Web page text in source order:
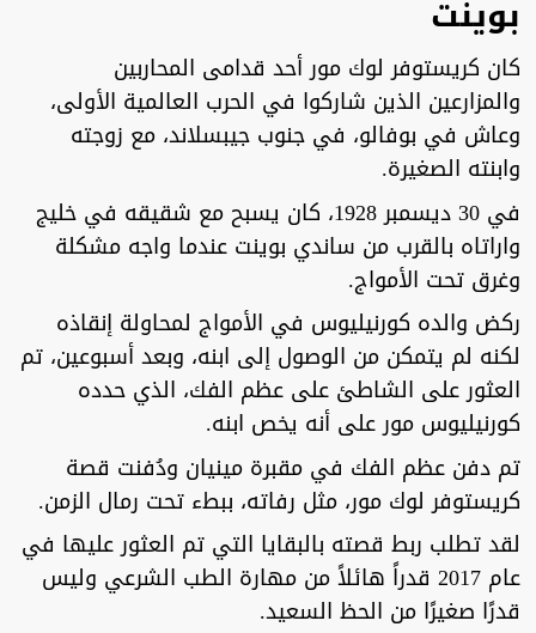
بوينت
كان كريستوفر لوك مور أحد قدامى المحاربين
والمزارعين الذين شاركوا في الحرب العالمية الأولى،
وعاش في بوفالو، في جنوب جيبسلاند، مع زوجته
وابنته الصغيرة.
في 30 ديسمبر 1928، كان يسبح مع شقيقه في خليج
واراتاه بالقرب من ساندي بوينت عندما واجه مشكلة
وغرق تحت الأمواج.
ركض والده كورنيليوس في الأمواج لمحاولة إنقاذه
لكنه لم يتمكن من الوصول إلى ابنه، وبعد أسبوعين، تم
العثور على الشاطئ على عظم الفك، الذي حدده
كورنيليوس مور على أنه يخص ابنه.
تم دفن عظم الفك في مقبرة مينيان ودُفنت قصة
كريستوفر لوك مور، مثل رفاته، ببطء تحت رمال الزمن.
لقد تطلب ربط قصته بالبقايا التي تم العثور عليها في
عام 2017 قدراً هائلاً من مهارة الطب الشرعي وليس
قدرًا صغيرًا من الحظ السعيد.